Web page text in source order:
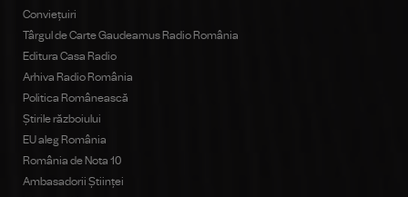
Conviețuiri
Târgul de Carte Gaudeamus Radio România
Editura Casa Radio
Arhiva Radio România
Politica Românească
Știrile războiului
EU aleg România
România de Nota 10
Ambasadorii Științei